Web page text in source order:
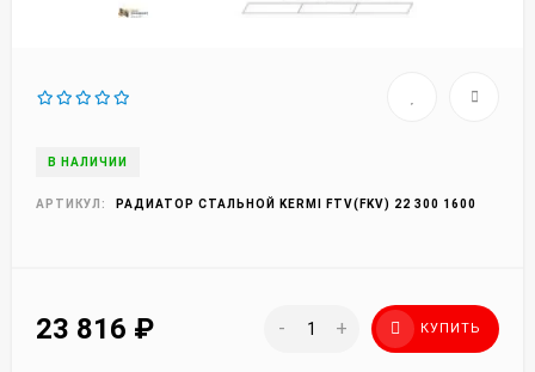
В НАЛИЧИИ
АРТИКУЛ: РАДИАТОР СТАЛЬНОЙ KERMI FTV(FKV) 22 300 1600
23 816 ₽ - + КУПИТЬ